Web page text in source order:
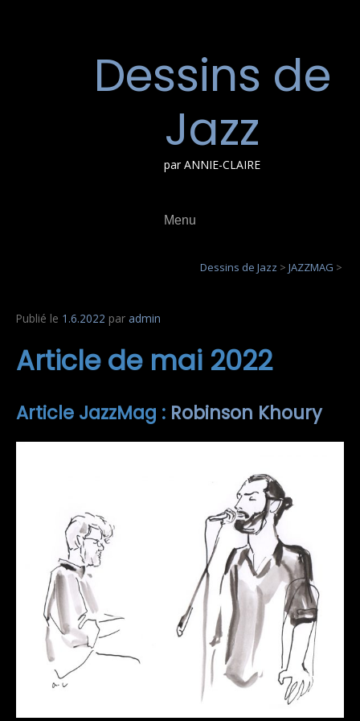
Dessins de
Jazz
par ANNIE-CLAIRE
Menu
Dessins de Jazz > JAZZMAG >
Publié le 1.6.2022 par admin
Article de mai 2022
Article JazzMag : Robinson Khoury